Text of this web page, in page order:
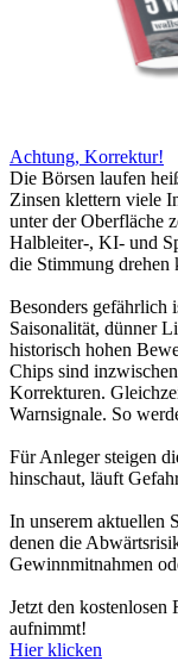
Achtung, Korrektur!
Die Börsen laufen
Zinsen klettern viele
unter der Oberfläche
Halbleiter-, KI- und
die Stimmung drehen
Besonders gefährlich
Saisonalität, dünner
historisch hohen
Chips sind
Korrekturen.
Warnsignale. So
Für Anleger steigen
hinschaut, läuft
In unserem aktuellen
denen die
Gewinnmitnahmen
Jetzt den
aufnimmt!
Hier klicken